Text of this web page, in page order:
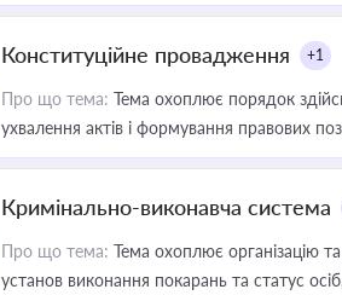
Конституційне провадження +1
Про що тема: Тема охоплює порядок
ухвалення актів і формування правових
Кримінально-виконавча система
Про що тема: Тема охоплює організацію
установ виконання покарань та статус